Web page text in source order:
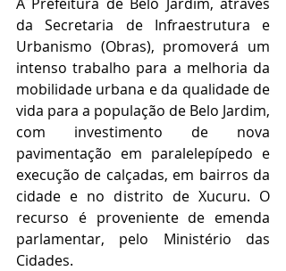
da Secretaria de Infraestrutura e
Urbanismo (Obras), promoverá um
intenso trabalho para a melhoria da
mobilidade urbana e da qualidade de
vida para a população de Belo Jardim,
com investimento de nova
pavimentação em paralelepípedo e
execução de calçadas, em bairros da
cidade e no distrito de Xucuru. O
recurso é proveniente de emenda
parlamentar, pelo Ministério das
Cidades.